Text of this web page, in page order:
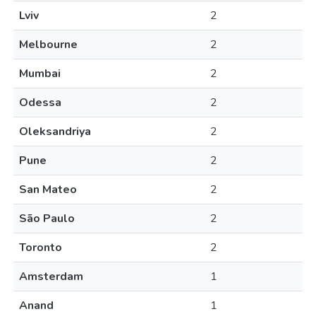
Lviv
2
Melbourne
2
Mumbai
2
Odessa
2
Oleksandriya
2
Pune
2
San Mateo
2
São Paulo
2
Toronto
2
Amsterdam
1
Anand
1